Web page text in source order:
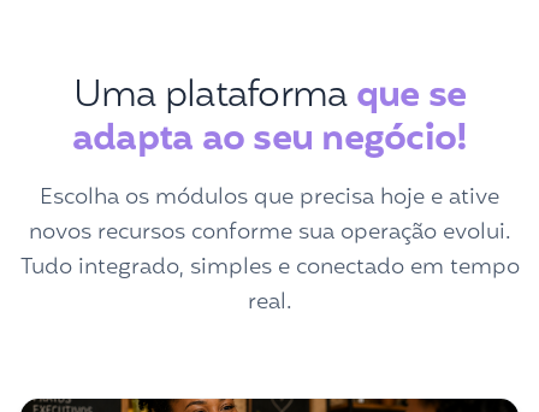
Uma plataformaque se
adapta ao seu negócio!
Escolha os módulos que precisa hoje e ative
novos recursos conforme sua operação evolui.
Tudo integrado, simples e conectado em tempo
real.